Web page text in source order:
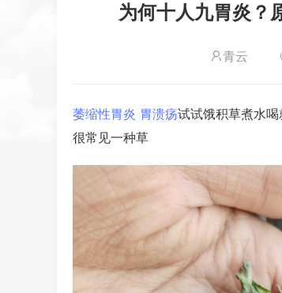
为何十人九胃炎？
青云
萎缩性胃炎 胃溃疡试试饿积草煮水
很常见一种草